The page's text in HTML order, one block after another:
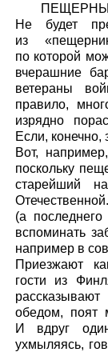
Не будет
из
по которой
вчерашние
ветераны
правило,
изрядно
Если, конечно,
Вот,
поскольку
старейший
(а
вспоминать
например в
Приезжают
гости из
обедом, поят
И вдруг
ухмыляясь,